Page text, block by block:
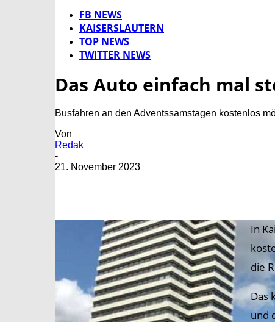
FB NEWS
KAISERSLAUTERN
TOP NEWS
TWITTER NEWS
Das Auto einfach mal
Busfahren an den Adventssamstagen kostenlos
Von
Redak
-
21. November 2023
In
die
Das
und